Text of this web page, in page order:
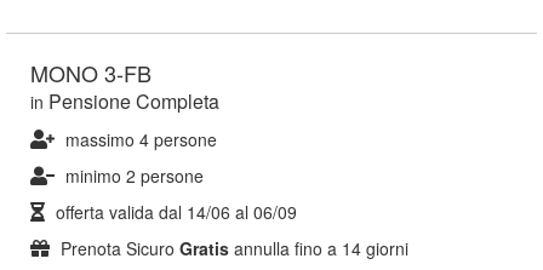
MONO 3-FB
in Pensione Completa
massimo 4 persone
minimo 2 persone
offerta valida dal 14/06 al 06/09
Prenota Sicuro Gratis annulla fino a 14 giorni